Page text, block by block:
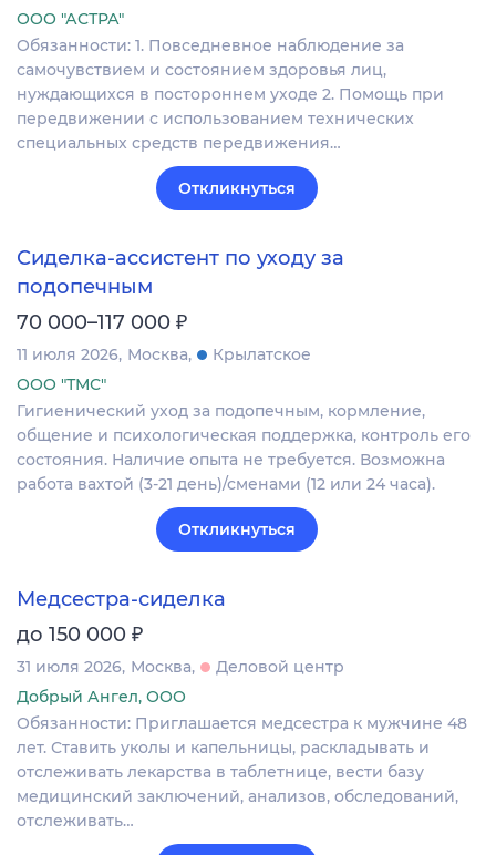
ООО "АСТРА"
Обязанности: 1. Повседневное наблюдение за
самочувствием и состоянием здоровья лиц,
нуждающихся в постороннем уходе 2. Помощь при
передвижении с использованием технических
специальных средств передвижения…
Откликнуться
Сиделка-ассистент по уходу за
подопечным
70 000–117 000 ₽
11 июля 2026 Москва
Крылатское
ООО "ТМС"
Гигиенический уход за подопечным, кормление,
общение и психологическая поддержка, контроль его
состояния. Наличие опыта не требуется. Возможна
работа вахтой (3-21 день)/сменами (12 или 24 часа).
Откликнуться
Медсестра-сиделка
до 150 000 ₽
31 июля 2026 Москва
Деловой центр
Добрый Ангел, ООО
Обязанности: Приглашается медсестра к мужчине 48
лет. Ставить уколы и капельницы, раскладывать и
отслеживать лекарства в таблетнице, вести базу
медицинский заключений, анализов, обследований,
отслеживать…